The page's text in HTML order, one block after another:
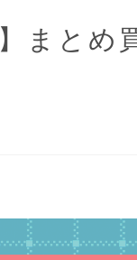
まとめ